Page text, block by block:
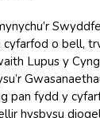
cyfarfod o bell,
Lupus y
pan fydd y
hysbysu